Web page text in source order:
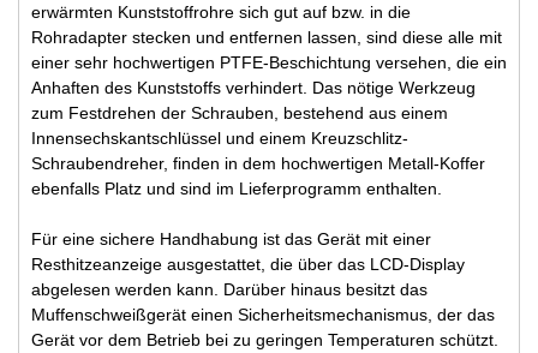
erwärmten Kunststoffrohre sich gut auf bzw. in die
Rohradapter stecken und entfernen lassen, sind diese alle mit
einer sehr hochwertigen PTFE-Beschichtung versehen, die ein
Anhaften des Kunststoffs verhindert. Das nötige Werkzeug
zum Festdrehen der Schrauben, bestehend aus einem
Innensechskantschlüssel und einem Kreuzschlitz-
Schraubendreher, finden in dem hochwertigen Metall-Koffer
ebenfalls Platz und sind im Lieferprogramm enthalten.
Für eine sichere Handhabung ist das Gerät mit einer
Resthitzeanzeige ausgestattet, die über das LCD-Display
abgelesen werden kann. Darüber hinaus besitzt das
Muffenschweißgerät einen Sicherheitsmechanismus, der das
Gerät vor dem Betrieb bei zu geringen Temperaturen schützt.